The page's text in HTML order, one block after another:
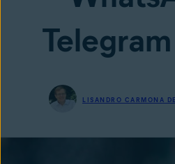
LISANDRO CARMONA